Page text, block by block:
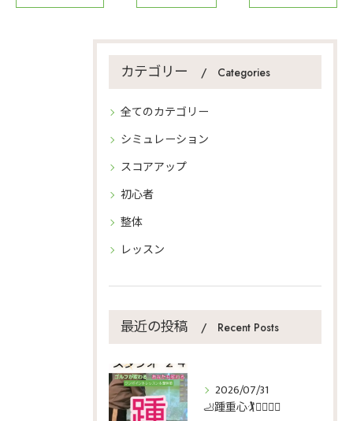
カテゴリー Categories
全てのカテゴリー
シミュレーション
スコアアップ
初心者
整体
レッスン
最近の投稿 Recent Posts
2026/07/31
🦶踵重心🏌️🏌️‍♀️🏌️‍♂️